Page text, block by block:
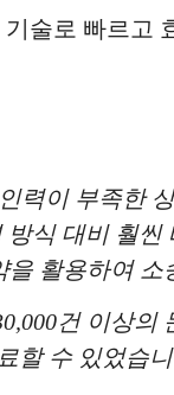
술로 빠르고
이 부족한
식 대비 훨
을 활용하여
건 이상
할 수 있었습